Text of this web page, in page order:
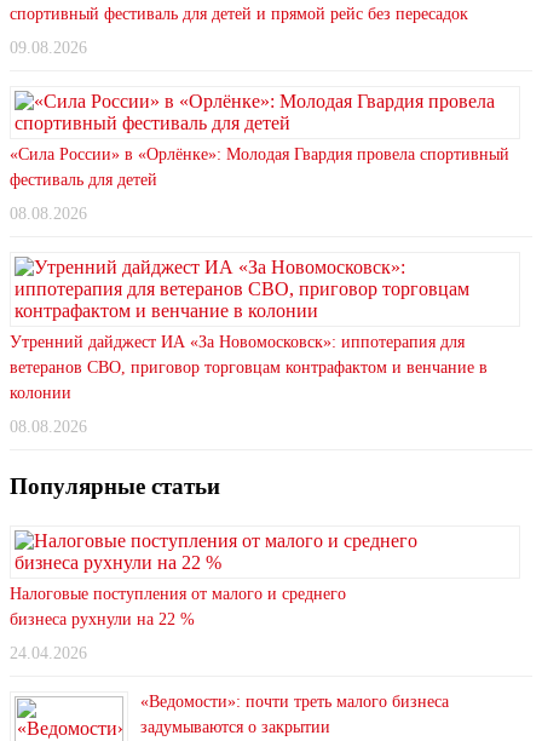
спортивный фестиваль для детей и прямой рейс без пересадок
09.08.2026
«Сила России» в «Орлёнке»: Молодая Гвардия провела спортивный
фестиваль для детей
08.08.2026
Утренний дайджест ИА «За Новомосковск»: иппотерапия для
ветеранов СВО, приговор торговцам контрафактом и венчание в
колонии
08.08.2026
Популярные статьи
Налоговые поступления от малого и среднего
бизнеса рухнули на 22 %
24.04.2026
«Ведомости»: почти треть малого бизнеса
задумываются о закрытии